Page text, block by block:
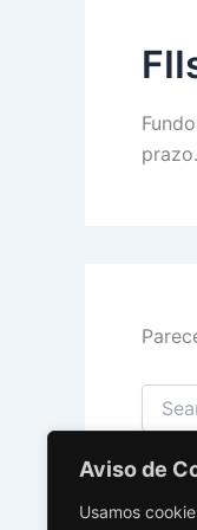
Aviso de
Usamos
prazo.
por: